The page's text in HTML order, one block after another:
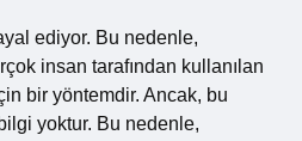
ediyor. Bu nedenle,
insan tarafından kullanılan
bir yöntemdir. Ancak, bu
yoktur. Bu nedenle,